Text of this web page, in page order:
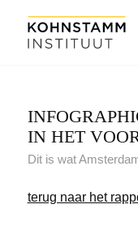
IN HET
Dit is wat
terug naar het